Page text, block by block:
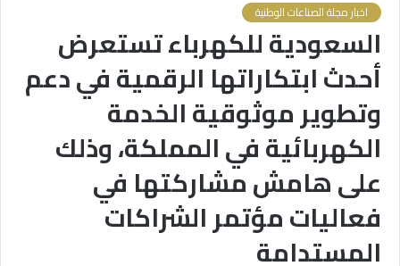
اخبار مجلة الصناعات الوطنية
السعودية للكهرباء تستعرض
أحدث ابتكاراتها الرقمية في دعم
وتطوير موثوقية الخدمة
الكهربائية في المملكة، وذلك
على هامش مشاركتها في
فعاليات مؤتمر الشراكات
المستدامة